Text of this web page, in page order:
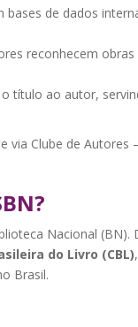
bases de dados
reconhecem
título ao autor,
via Clube de Autores
Nacional (BN).
do Livro (CBL)
Brasil.